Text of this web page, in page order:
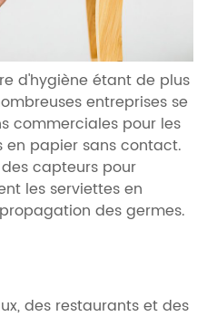
d'hygiène étant de plus
entreprises se
commerciales pour les
en papier sans contact.
capteurs pour
les serviettes en
des germes.
des restaurants et des